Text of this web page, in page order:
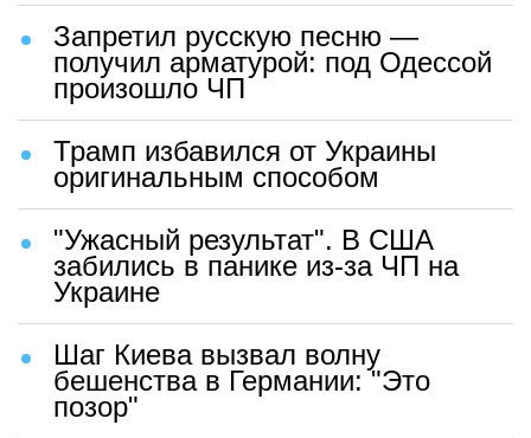
Запретил русскую песню —
получил арматурой: под Одессой
произошло ЧП
Трамп избавился от Украины
оригинальным способом
"Ужасный результат". В США
забились в панике из-за ЧП на
Украине
Шаг Киева вызвал волну
бешенства в Германии: "Это
позор"